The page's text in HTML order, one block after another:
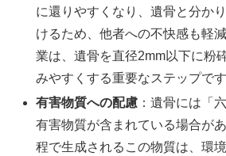
に還りやすくなり、遺骨と分か
けるため、他者への不快感も軽
業は、遺骨を直径2mm以下に粉
みやすくする重要なステップです
有害物質への配慮 ：遺骨には「
有害物質が含まれている場合が
程で生成されるこの物質は、環